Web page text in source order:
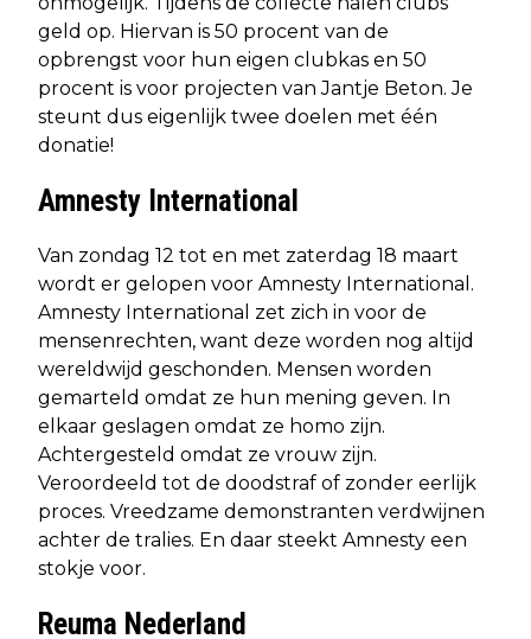
geld op. Hiervan is 50 procent van de
opbrengst voor hun eigen clubkas en 50
procent is voor projecten van Jantje Beton. Je
steunt dus eigenlijk twee doelen met één
donatie!
Amnesty International
Van zondag 12 tot en met zaterdag 18 maart
wordt er gelopen voor Amnesty International.
Amnesty International zet zich in voor de
mensenrechten, want deze worden nog altijd
wereldwijd geschonden. Mensen worden
gemarteld omdat ze hun mening geven. In
elkaar geslagen omdat ze homo zijn.
Achtergesteld omdat ze vrouw zijn.
Veroordeeld tot de doodstraf of zonder eerlijk
proces. Vreedzame demonstranten verdwijnen
achter de tralies. En daar steekt Amnesty een
stokje voor.
Reuma Nederland